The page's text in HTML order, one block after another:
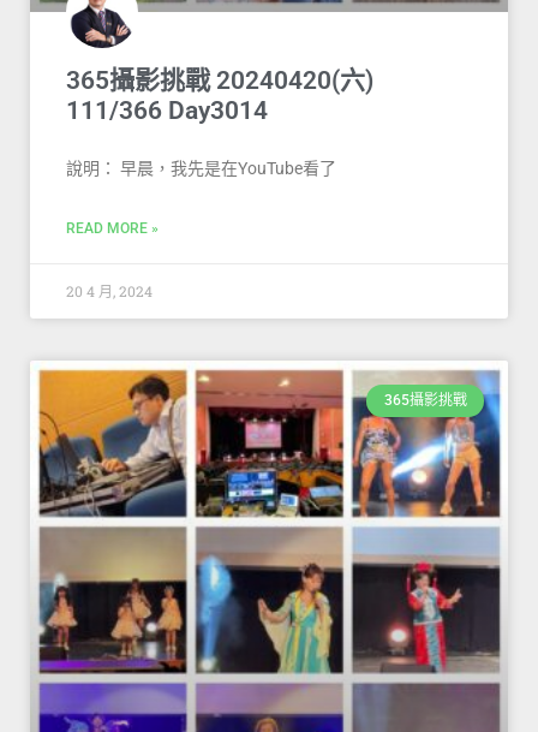
365攝影挑戰 20240420(六)
111/366 Day3014
說明： 早晨，我先是在YouTube看了
READ MORE »
20 4 月, 2024
365攝影挑戰